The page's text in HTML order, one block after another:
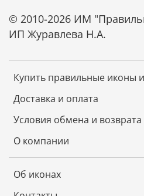
Купить правильные иконы
Доставка и оплата
Условия обмена и возврата
О компании
Об иконах
© 2010-2026 ИМ
ИП Журавлева Н.А.